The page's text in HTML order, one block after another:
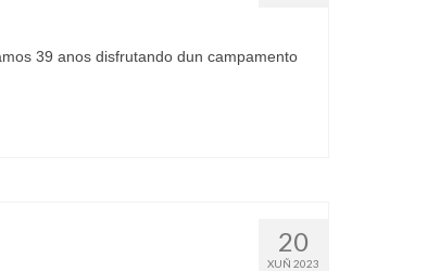
39 anos disfrutando dun campamento
20
XUÑ 2023